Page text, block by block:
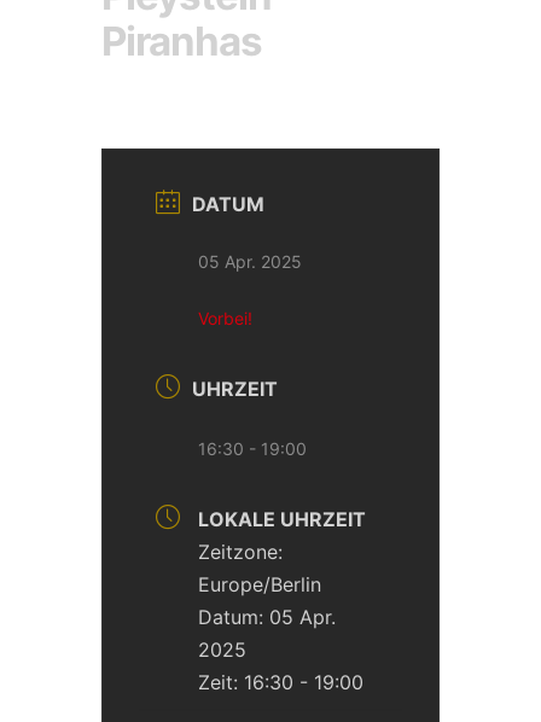
Piranhas
DATUM
05 Apr. 2025
Vorbei!
UHRZEIT
16:30 - 19:00
LOKALE UHRZEIT
Zeitzone:
Europe/Berlin
Datum: 05 Apr.
2025
Zeit: 16:30 - 19:00